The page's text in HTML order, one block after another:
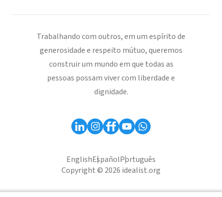
Trabalhando com outros, em um espírito de
generosidade e respeito mútuo, queremos
construir um mundo em que todas as
pessoas possam viver com liberdade e
dignidade.
EnglishEspañolPortuguês
Copyright © 2026 idealist.org